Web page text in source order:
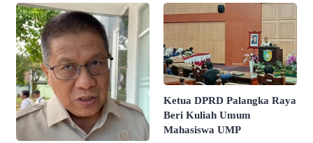
Ketua DPRD Palangka Raya
Beri Kuliah Umum
Mahasiswa UMP